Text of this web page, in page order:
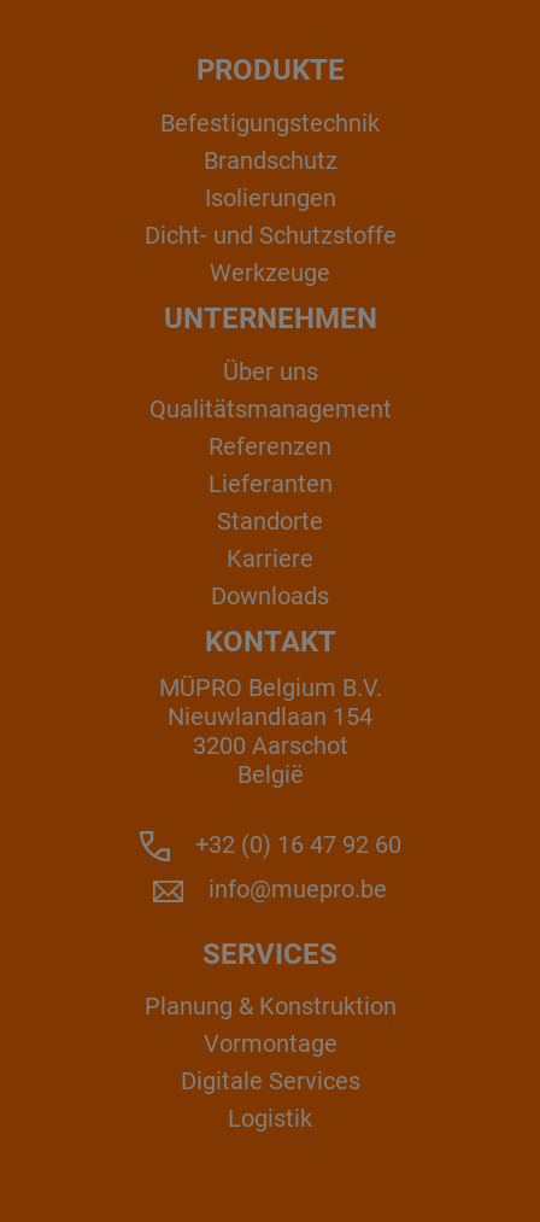
PRODUKTE
Befestigungstechnik
Brandschutz
Isolierungen
Dicht- und Schutzstoffe
Werkzeuge
UNTERNEHMEN
Über uns
Qualitätsmanagement
Referenzen
Lieferanten
Standorte
Karriere
Downloads
KONTAKT
MÜPRO Belgium B.V.
Nieuwlandlaan 154
3200 Aarschot
België
+32 (0) 16 47 92 60
info@muepro.be
SERVICES
Planung & Konstruktion
Vormontage
Digitale Services
Logistik